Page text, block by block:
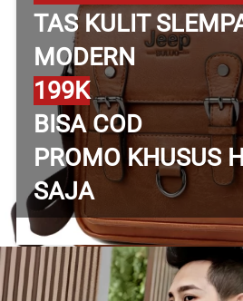
TAS KULIT
MODERN
199K
BISA COD
PROMO KHUSUS
SAJA